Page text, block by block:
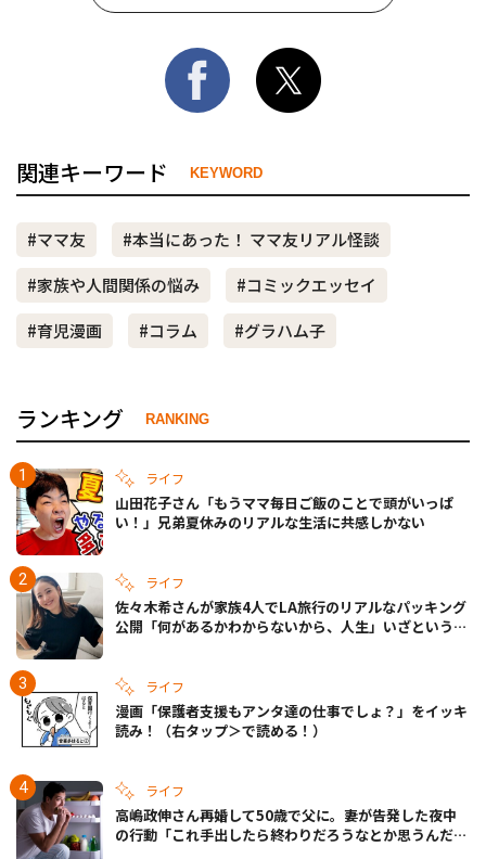
関連キーワード KEYWORD
#ママ友
#本当にあった！ ママ友リアル怪談
#家族や人間関係の悩み
#コミックエッセイ
#育児漫画
#コラム #グラハム子
ランキング RANKING
ライフ
山田花子さん「もうママ毎日ご飯のことで頭がいっぱ
い！」兄弟夏休みのリアルな生活に共感しかない
ライフ
佐々木希さんが家族4人でLA旅行のリアルなパッキング
公開「何があるかわからないから、人生」いざというと
ライフ
漫画「保護者支援もアンタ達の仕事でしょ？」をイッキ
読み！（右タップ＞で読める！）
ライフ
高嶋政伸さん再婚して50歳で父に。妻が告発した夜中
の行動「これ手出したら終わりだろうなとか思うんだけ